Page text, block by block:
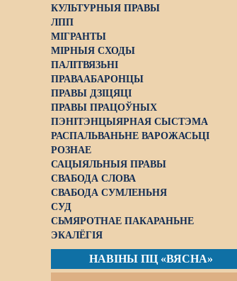
КУЛЬТУРНЫЯ ПРАВЫ
ЛПП
МІГРАНТЫ
МІРНЫЯ СХОДЫ
ПАЛІТВЯЗЬНІ
ПРАВААБАРОНЦЫ
ПРАВЫ ДЗІЦЯЦІ
ПРАВЫ ПРАЦОЎНЫХ
ПЭНІТЭНЦЫЯРНАЯ СЫСТЭМА
РАСПАЛЬВАНЬНЕ ВАРОЖАСЬЦІ
РОЗНАЕ
САЦЫЯЛЬНЫЯ ПРАВЫ
СВАБОДА СЛОВА
СВАБОДА СУМЛЕНЬНЯ
СУД
СЬМЯРОТНАЕ ПАКАРАНЬНЕ
ЭКАЛЁГІЯ
НАВІНЫ ПЦ «ВЯСНА»